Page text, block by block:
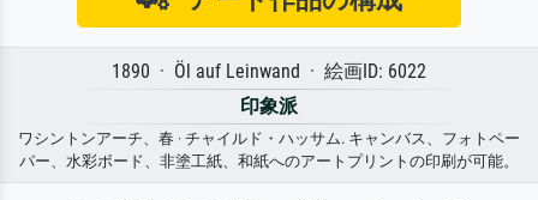
1890 · Öl auf Leinwand · 絵画ID: 6022
印象派
ワシントンアーチ、春 · チャイルド・ハッサム. キャンバス、フォトペー
パー、水彩ボード、非塗工紙、和紙へのアートプリントの印刷が可能。